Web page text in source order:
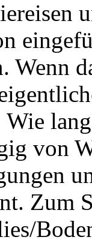
Wenn
von
Zum